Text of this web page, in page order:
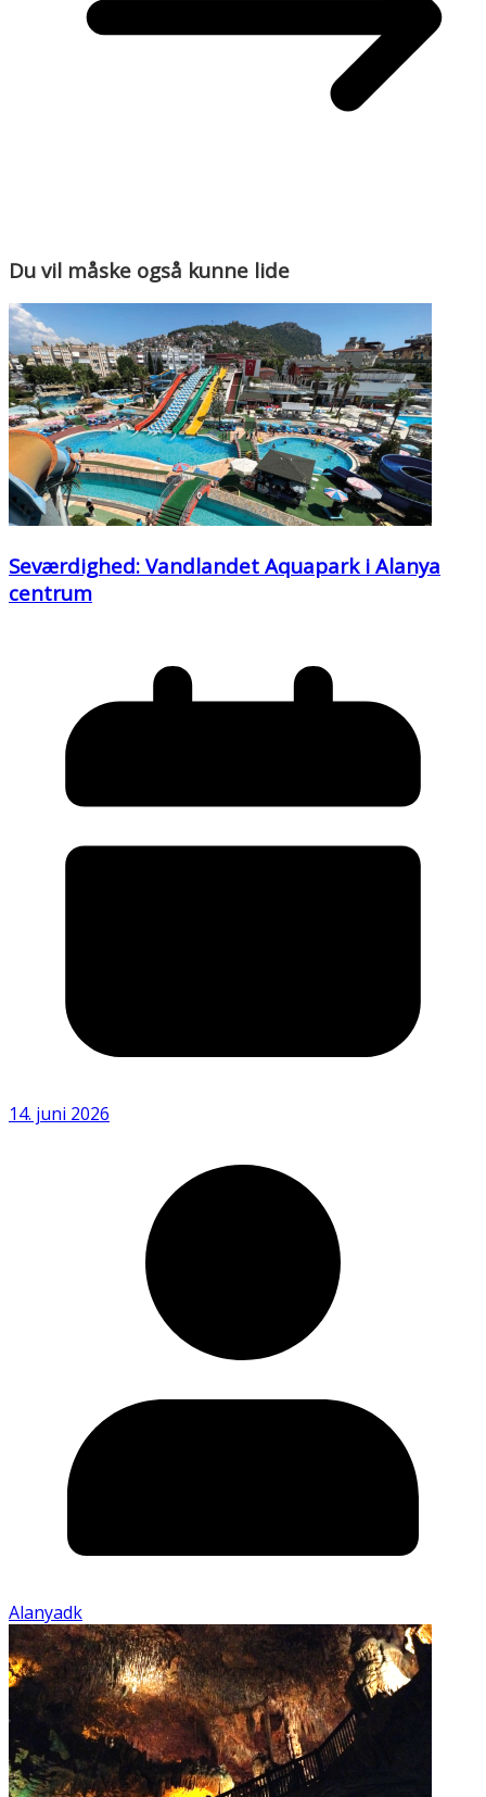
Du vil måske også kunne lide
Seværdighed: Vandlandet Aquapark i Alanya
centrum
14. juni 2026
Alanyadk